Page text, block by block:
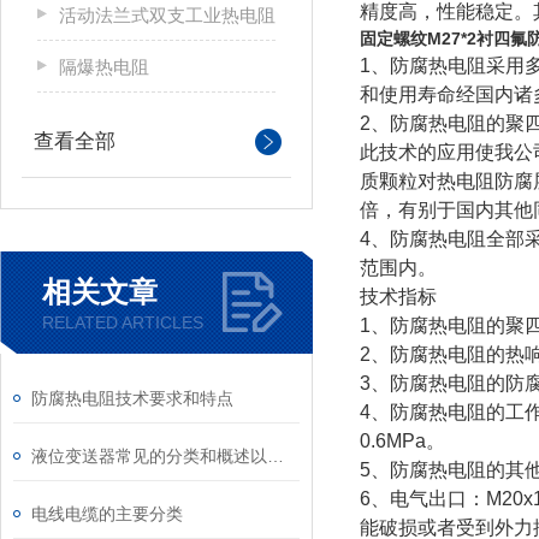
活动法兰式双支工业热电阻
隔爆热电阻
查看全部
相关文章
RELATED ARTICLES
防腐热电阻技术要求和特点
电线电缆的主要分类
精度高，性能稳定
固定螺纹M27*2衬四氟
1、防腐热电阻采用
和使用寿命经国内
2、防腐热电阻的聚
此技术的应用使我
质颗粒对热电阻防
倍，有别于国内其
4、防腐热电阻全部
范围内。
技术指标
1、防腐热电阻的聚
2、防腐热电阻的热
3、防腐热电阻的防
4、防腐热电阻的工
0.6MPa。
5、防腐热电阻的其
6、电气出口：
能破损或者受到外